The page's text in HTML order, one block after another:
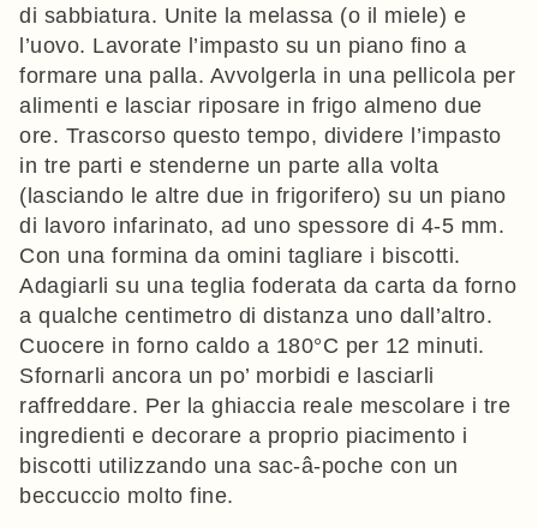
di sabbiatura. Unite la melassa (o il miele) e
l’uovo. Lavorate l’impasto su un piano fino a
formare una palla. Avvolgerla in una pellicola per
alimenti e lasciar riposare in frigo almeno due
ore. Trascorso questo tempo, dividere l’impasto
in tre parti e stenderne un parte alla volta
(lasciando le altre due in frigorifero) su un piano
di lavoro infarinato, ad uno spessore di 4-5 mm.
Con una formina da omini tagliare i biscotti.
Adagiarli su una teglia foderata da carta da forno
a qualche centimetro di distanza uno dall’altro.
Cuocere in forno caldo a 180°C per 12 minuti.
Sfornarli ancora un po’ morbidi e lasciarli
raffreddare. Per la ghiaccia reale mescolare i tre
ingredienti e decorare a proprio piacimento i
biscotti utilizzando una sac-â-poche con un
beccuccio molto fine.